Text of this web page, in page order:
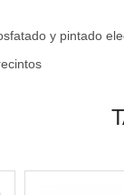
y pintado